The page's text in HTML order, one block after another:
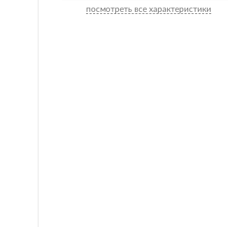
посмотреть все характеристики